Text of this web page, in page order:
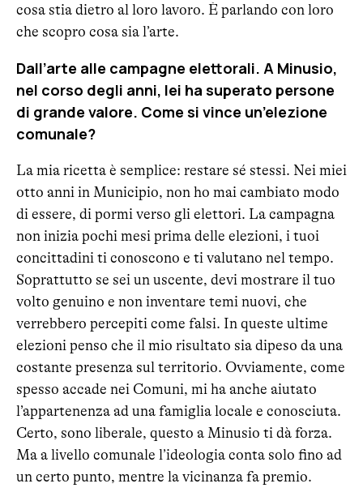
cosa stia dietro al loro lavoro. È parlando con loro
che scopro cosa sia l’arte.
Dall’arte alle campagne elettorali. A Minusio,
nel corso degli anni, lei ha superato persone
di grande valore. Come si vince un’elezione
comunale?
La mia ricetta è semplice: restare sé stessi. Nei miei
otto anni in Municipio, non ho mai cambiato modo
di essere, di pormi verso gli elettori. La campagna
non inizia pochi mesi prima delle elezioni, i tuoi
concittadini ti conoscono e ti valutano nel tempo.
Soprattutto se sei un uscente, devi mostrare il tuo
volto genuino e non inventare temi nuovi, che
verrebbero percepiti come falsi. In queste ultime
elezioni penso che il mio risultato sia dipeso da una
costante presenza sul territorio. Ovviamente, come
spesso accade nei Comuni, mi ha anche aiutato
l’appartenenza ad una famiglia locale e conosciuta.
Certo, sono liberale, questo a Minusio ti dà forza.
Ma a livello comunale l’ideologia conta solo fino ad
un certo punto, mentre la vicinanza fa premio.